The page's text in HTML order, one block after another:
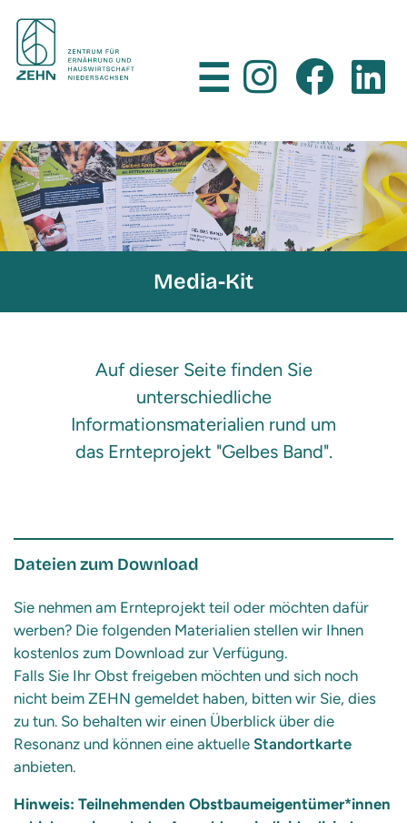
☰
Media-Kit
Auf dieser Seite finden Sie
unterschiedliche
Informationsmaterialien rund um
das Ernteprojekt "Gelbes Band".
Dateien zum Download
Sie nehmen am Ernteprojekt teil oder möchten dafür
werben? Die folgenden Materialien stellen wir Ihnen
kostenlos zum Download zur Verfügung.
Falls Sie Ihr Obst freigeben möchten und sich noch
nicht beim ZEHN gemeldet haben, bitten wir Sie, dies
zu tun. So behalten wir einen Überblick über die
Resonanz und können eine aktuelle Standortkarte
anbieten.
Hinweis: Teilnehmenden Obstbaumeigentümer*innen